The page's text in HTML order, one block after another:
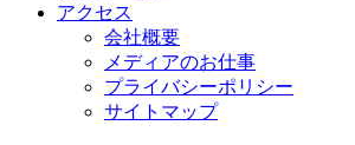
アクセス
会社概要
メディアのお仕事
プライバシーポリシー
サイトマップ